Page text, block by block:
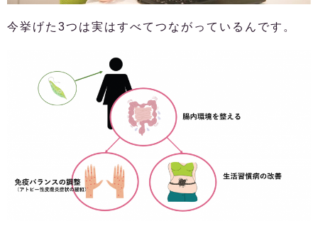
今挙げた3つは実はすべてつながっているんです。